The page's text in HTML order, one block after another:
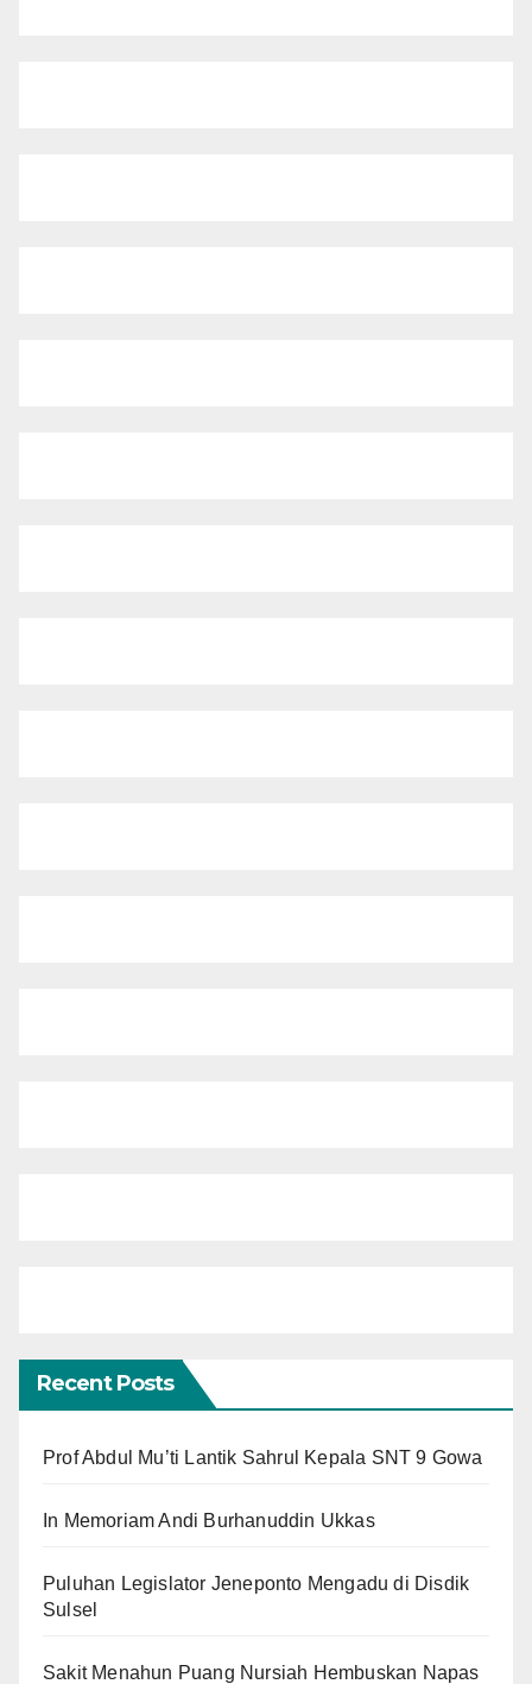
Recent Posts
Prof Abdul Mu’ti Lantik Sahrul Kepala SNT 9 Gowa
In Memoriam Andi Burhanuddin Ukkas
Puluhan Legislator Jeneponto Mengadu di Disdik
Sulsel
Sakit Menahun Puang Nursiah Hembuskan Napas